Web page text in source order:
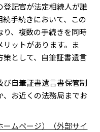
記官が法定相続人が誰
手続きにおいて、この
、複数の手続きを同時
ットがあります。ま
として、自筆証書遺言
自筆証書遺言書保管制
、お近くの法務局までお
ムページ）（外部サイ